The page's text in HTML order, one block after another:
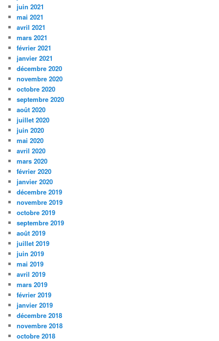
juin 2021
mai 2021
avril 2021
mars 2021
février 2021
janvier 2021
décembre 2020
novembre 2020
octobre 2020
septembre 2020
août 2020
juillet 2020
juin 2020
mai 2020
avril 2020
mars 2020
février 2020
janvier 2020
décembre 2019
novembre 2019
octobre 2019
septembre 2019
août 2019
juillet 2019
juin 2019
mai 2019
avril 2019
mars 2019
février 2019
janvier 2019
décembre 2018
novembre 2018
octobre 2018